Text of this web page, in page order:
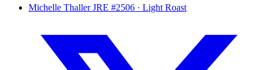
Michelle Thaller JRE #2506 · Light Roast